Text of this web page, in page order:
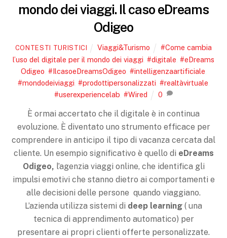
mondo dei viaggi. Il caso eDreams
Odigeo
CONTESTI TURISTICI Viaggi&Turismo
#Come cambia
l’uso del digitale per il mondo dei viaggi #digitale #eDreams
Odigeo #IlcasoeDreamsOdigeo #intelligenzaartificiale
#mondodeiviaggi #prodottipersonalizzati #realtàvirtuale
#userexperiencelab ,#Wired 0
È ormai accertato che il digitale è in continua
evoluzione. È diventato uno strumento efficace per
comprendere in anticipo il tipo di vacanza cercata dal
cliente. Un esempio significativo è quello di eDreams
Odigeo, l’agenzia viaggi online, che identifica gli
impulsi emotivi che stanno dietro ai comportamenti e
alle decisioni delle persone quando viaggiano.
L’azienda utilizza sistemi di deep learning ( una
tecnica di apprendimento automatico) per
presentare ai propri clienti offerte personalizzate.